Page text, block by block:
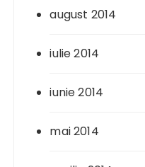
august 2014
iulie 2014
iunie 2014
mai 2014